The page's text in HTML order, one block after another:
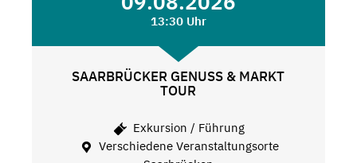
13:30 Uhr
SAARBRÜCKER GENUSS & MARKT
TOUR
Exkursion / Führung
Verschiedene Veranstaltungsorte